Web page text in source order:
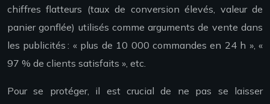
chiffres flatteurs (taux de conversion élevés, valeur de
panier gonflée) utilisés comme arguments de vente dans
les publicités : « plus de 10 000 commandes en 24 h », «
97 % de clients satisfaits », etc.
Pour se protéger, il est crucial de ne pas se laisser